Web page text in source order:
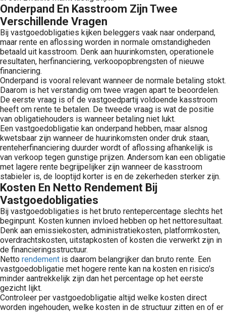
Onderpand En Kasstroom Zijn Twee
Verschillende Vragen
Bij vastgoedobligaties kijken beleggers vaak naar onderpand,
maar rente en aflossing worden in normale omstandigheden
betaald uit kasstroom. Denk aan huurinkomsten, operationele
resultaten, herfinanciering, verkoopopbrengsten of nieuwe
financiering.
Onderpand is vooral relevant wanneer de normale betaling stokt.
Daarom is het verstandig om twee vragen apart te beoordelen.
De eerste vraag is of de vastgoedpartij voldoende kasstroom
heeft om rente te betalen. De tweede vraag is wat de positie
van obligatiehouders is wanneer betaling niet lukt.
Een vastgoedobligatie kan onderpand hebben, maar alsnog
kwetsbaar zijn wanneer de huurinkomsten onder druk staan,
renteherfinanciering duurder wordt of aflossing afhankelijk is
van verkoop tegen gunstige prijzen. Andersom kan een obligatie
met lagere rente begrijpelijker zijn wanneer de kasstroom
stabieler is, de looptijd korter is en de zekerheden sterker zijn.
Kosten En Netto Rendement Bij
Vastgoedobligaties
Bij vastgoedobligaties is het bruto rentepercentage slechts het
beginpunt. Kosten kunnen invloed hebben op het nettoresultaat.
Denk aan emissiekosten, administratiekosten, platformkosten,
overdrachtskosten, uitstapkosten of kosten die verwerkt zijn in
de financieringsstructuur.
Netto rendement is daarom belangrijker dan bruto rente. Een
vastgoedobligatie met hogere rente kan na kosten en risico’s
minder aantrekkelijk zijn dan het percentage op het eerste
gezicht lijkt.
Controleer per vastgoedobligatie altijd welke kosten direct
worden ingehouden, welke kosten in de structuur zitten en of er